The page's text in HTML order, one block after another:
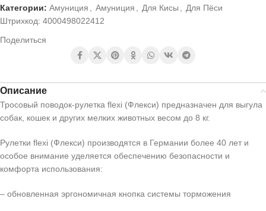
Категории: Амуниция Амуниция Для Кисы
Для Пёси
Штрихкод: 4000498022412
Поделиться
Описание
Тросовый поводок-рулетка flexi (Флекси) предназначен для выгула
собак, кошек и других мелких животных весом до 8 кг.
Рулетки flexi (Флекси) производятся в Германии более 40 лет и
особое внимание уделяется обеспечению безопасности и
комфорта использования:
– обновленная эргономичная кнопка системы торможения